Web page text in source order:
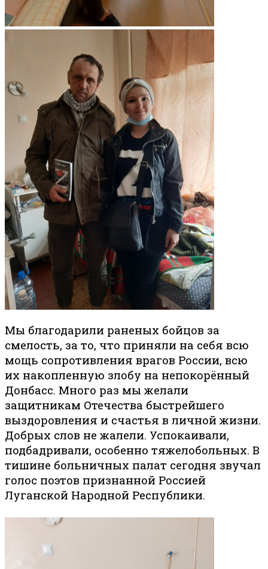
Мы благодарили раненых бойцов за
смелость, за то, что приняли на себя всю
мощь сопротивления врагов России, всю
их накопленную злобу на непокорённый
Донбасс. Много раз мы желали
защитникам Отечества быстрейшего
выздоровления и счастья в личной жизни.
Добрых слов не жалели. Успокаивали,
подбадривали, особенно тяжелобольных. В
тишине больничных палат сегодня звучал
голос поэтов признанной Россией
Луганской Народной Республики.